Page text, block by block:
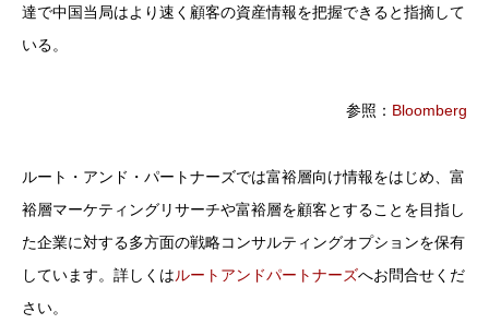
達で中国当局はより速く顧客の資産情報を把握できると指摘して
いる。
参照： Bloomberg
ルート・アンド・パートナーズでは富裕層向け情報をはじめ、富
裕層マーケティングリサーチや富裕層を顧客とすることを目指し
た企業に対する多方面の戦略コンサルティングオプションを保有
しています。詳しくはルートアンドパートナーズへお問合せくだ
さい。